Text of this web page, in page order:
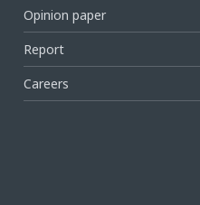
Opinion paper
Report
Careers